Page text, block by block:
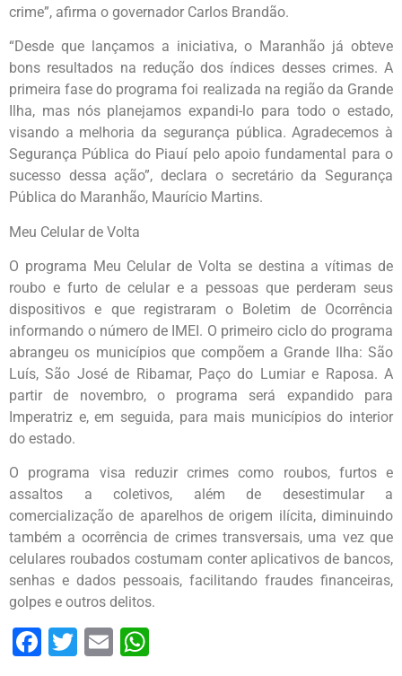
crime”, afirma o governador Carlos Brandão.
“Desde que lançamos a iniciativa, o Maranhão já obteve
bons resultados na redução dos índices desses crimes. A
primeira fase do programa foi realizada na região da Grande
Ilha, mas nós planejamos expandi-lo para todo o estado,
visando a melhoria da segurança pública. Agradecemos à
Segurança Pública do Piauí pelo apoio fundamental para o
sucesso dessa ação”, declara o secretário da Segurança
Pública do Maranhão, Maurício Martins.
Meu Celular de Volta
O programa Meu Celular de Volta se destina a vítimas de
roubo e furto de celular e a pessoas que perderam seus
dispositivos e que registraram o Boletim de Ocorrência
informando o número de IMEI. O primeiro ciclo do programa
abrangeu os municípios que compõem a Grande Ilha: São
Luís, São José de Ribamar, Paço do Lumiar e Raposa. A
partir de novembro, o programa será expandido para
Imperatriz e, em seguida, para mais municípios do interior
do estado.
O programa visa reduzir crimes como roubos, furtos e
assaltos a coletivos, além de desestimular a
comercialização de aparelhos de origem ilícita, diminuindo
também a ocorrência de crimes transversais, uma vez que
celulares roubados costumam conter aplicativos de bancos,
senhas e dados pessoais, facilitando fraudes financeiras,
golpes e outros delitos.
Facebook
Twitter
Email